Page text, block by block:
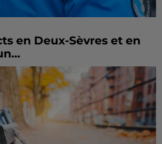
en Deux-Sèvres et en